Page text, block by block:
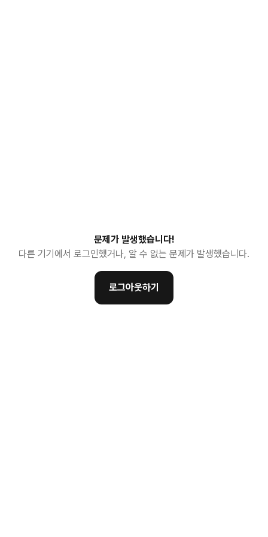
문제가 발생했습니다!
다른 기기에서 로그인했거나, 알 수 없는 문제가 발생했습니다.
로그아웃하기